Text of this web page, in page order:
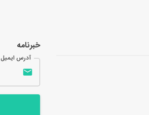
خبرنامه
آدرس ایمیل